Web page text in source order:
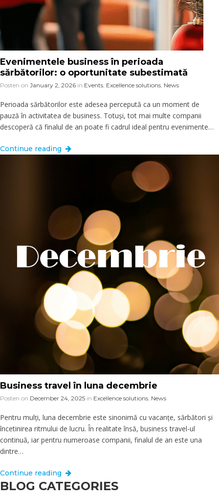
Evenimentele business în perioada
sărbătorilor: o oportunitate subestimată
Posten on January 2, 2026 in Events Excellence solutions News
Perioada sărbătorilor este adesea percepută ca un moment de
pauză în activitatea de business. Totuși, tot mai multe companii
descoperă că finalul de an poate fi cadrul ideal pentru evenimente…
Continue reading
Business travel în luna decembrie
Posten on December 24, 2025 in Excellence solutions, News
Pentru mulți, luna decembrie este sinonimă cu vacanțe, sărbători și
încetinirea ritmului de lucru. În realitate însă, business travel-ul
continuă, iar pentru numeroase companii, finalul de an este una
dintre…
Continue reading
BLOG CATEGORIES